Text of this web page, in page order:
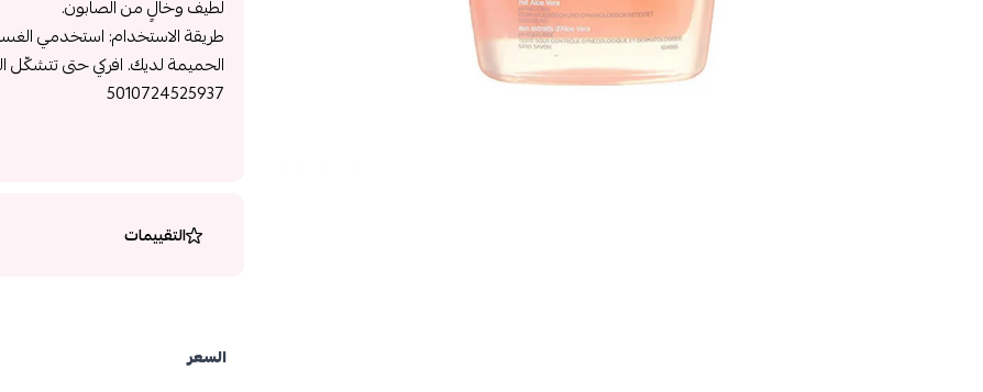
لطيف وخالٍ من الصابون.
طريقة الاستخدام: استخدمي
الحميمة لديك. افركي حتى تتشكّل
5010724525937
التقييمات
السعر